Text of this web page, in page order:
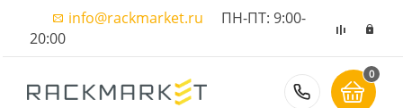
info@rackmarket.ru ПН-ПТ: 9:00-
20:00
0